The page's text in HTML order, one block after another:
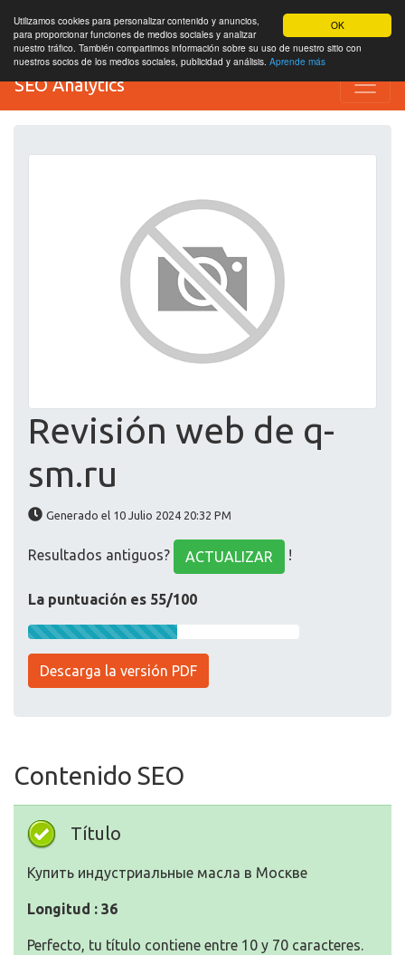
OK
Utilizamos cookies para personalizar contenido y anuncios,
para proporcionar funciones de medios sociales y analizar
nuestro tráfico. También compartimos información sobre su uso de nuestro sitio con
nuestros socios de los medios sociales, publicidad y análisis. Aprende más
SEO Analytics
Revisión web de q-
sm.ru
Generado el 10 Julio 2024 20:32 PM
Resultados antiguos? ACTUALIZAR !
La puntuación es 55/100
Descarga la versión PDF
Contenido SEO
Título
Купить индустриальные масла в Москве
Longitud : 36
Perfecto, tu título contiene entre 10 y 70 caracteres.